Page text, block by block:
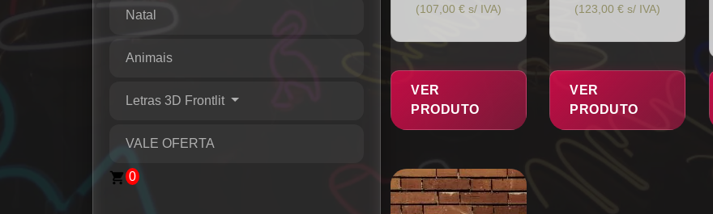
Natal
Animais
Letras 3D Frontlit
VALE OFERTA
0
(107,00 € s/ IVA)
VER
PRODUTO
(123,00 € s/ IVA)
VER
PRODUTO